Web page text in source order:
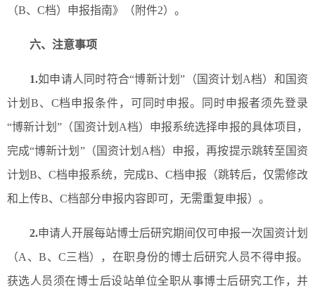
（B、C档）申报指南》（附件2）。
六、注意事项
1.如申请人同时符合“博新计划”（国资计划A档）和国资
计划B、C档申报条件，可同时申报。同时申报者须先登录
“博新计划”（国资计划A档）申报系统选择申报的具体项目，
完成“博新计划”（国资计划A档）申报，再按提示跳转至国资
计划B、C档申报系统，完成B、C档申报（跳转后，仅需修改
和上传B、C档部分申报内容即可，无需重复申报）。
2.申请人开展每站博士后研究期间仅可申报一次国资计划
（A、B、C三档），在职身份的博士后研究人员不得申报。
获选人员须在博士后设站单位全职从事博士后研究工作，并